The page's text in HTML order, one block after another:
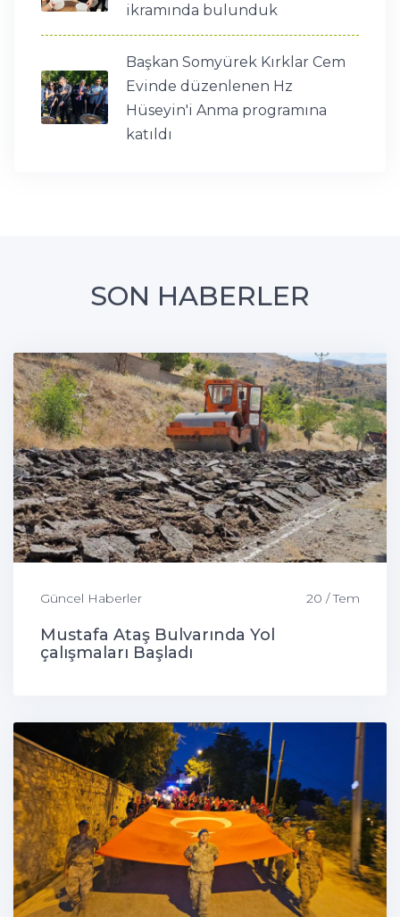
ikramında bulunduk
Başkan Somyürek Kırklar Cem
Evinde düzenlenen Hz
Hüseyin'i Anma programına
katıldı
SON HABERLER
Güncel Haberler 20 / Tem
Mustafa Ataş Bulvarında Yol
çalışmaları Başladı